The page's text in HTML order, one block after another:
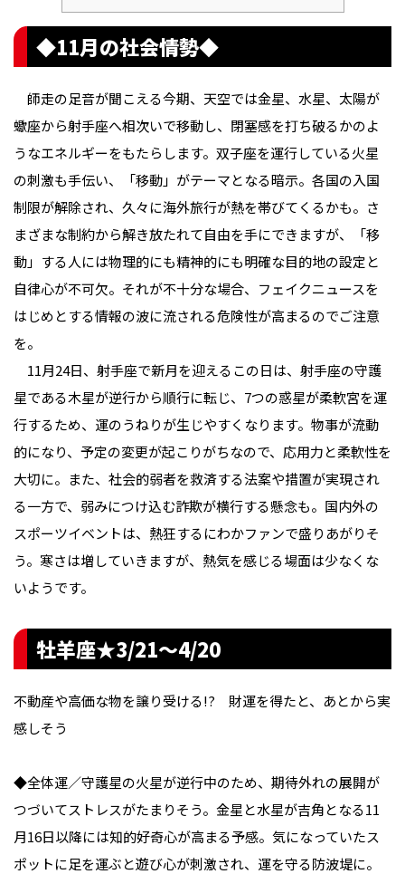
◆11月の社会情勢◆
師走の足音が聞こえる今期、天空では金星、水星、太陽が
蠍座から射手座へ相次いで移動し、閉塞感を打ち破るかのよ
うなエネルギーをもたらします。双子座を運行している火星
の刺激も手伝い、「移動」がテーマとなる暗示。各国の入国
制限が解除され、久々に海外旅行が熱を帯びてくるかも。さ
まざまな制約から解き放たれて自由を手にできますが、「移
動」する人には物理的にも精神的にも明確な目的地の設定と
自律心が不可欠。それが不十分な場合、フェイクニュースを
はじめとする情報の波に流される危険性が高まるのでご注意
を。
11月24日、射手座で新月を迎えるこの日は、射手座の守護
星である木星が逆行から順行に転じ、7つの惑星が柔軟宮を運
行するため、運のうねりが生じやすくなります。物事が流動
的になり、予定の変更が起こりがちなので、応用力と柔軟性を
大切に。また、社会的弱者を救済する法案や措置が実現され
る一方で、弱みにつけ込む詐欺が横行する懸念も。国内外の
スポーツイベントは、熱狂するにわかファンで盛りあがりそ
う。寒さは増していきますが、熱気を感じる場面は少なくな
いようです。
牡羊座★3/21〜4/20
不動産や高価な物を譲り受ける!? 財運を得たと、あとから実
感しそう
◆全体運／守護星の火星が逆行中のため、期待外れの展開が
つづいてストレスがたまりそう。金星と水星が吉角となる11
月16日以降には知的好奇心が高まる予感。気になっていたス
ポットに足を運ぶと遊び心が刺激され、運を守る防波堤に。